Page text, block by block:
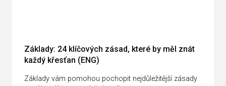
Základy: 24 klíčových zásad, které by měl znát
každý křesťan (ENG)
Základy vám pomohou pochopit nejdůležitější zásady